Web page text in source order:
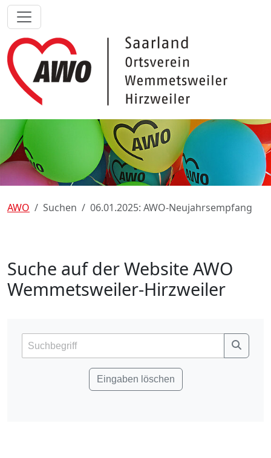
AWO Suchen 06.01.2025: AWO-Neujahrsempfang
Suche auf der Website AWO
Wemmetsweiler-Hirzweiler
Eingaben löschen